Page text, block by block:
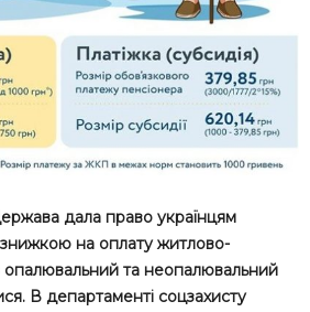
дала право українцям
на оплату житлово-
опалювальний та неопалювальний
В департаменті соцзахисту